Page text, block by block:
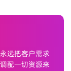
远把客户需求
配一切资源来